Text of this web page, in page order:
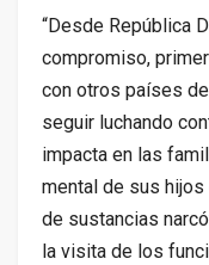
“Desde República
compromiso,
con otros países
seguir luchando
impacta en las
mental de sus
de sustancias
la visita de los